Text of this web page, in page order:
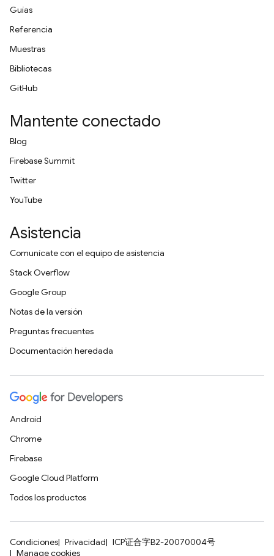
Guías
Referencia
Muestras
Bibliotecas
GitHub
Mantente conectado
Blog
Firebase Summit
Twitter
YouTube
Asistencia
Comunícate con el equipo de asistencia
Stack Overflow
Google Group
Notas de la versión
Preguntas frecuentes
Documentación heredada
Android
Chrome
Firebase
Google Cloud Platform
Todos los productos
Condiciones Privacidad
ICP证合字B2-20070004号
Manage cookies